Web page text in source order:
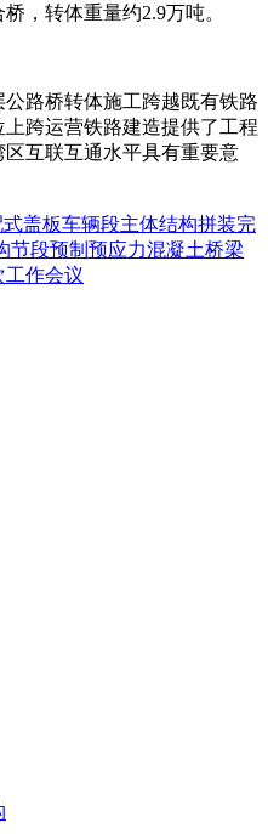
，转体重量约2.9万吨。
路桥转体施工跨越既有铁路
跨运营铁路建造提供了工程
互联互通水平具有重要意
盖板车辆段主体结构拼装完
节段预制预应力混凝土桥梁
工作会议